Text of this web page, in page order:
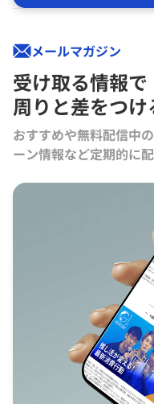
メールマガジン
受け取る情報で
周りと差をつけ
おすすめや無料配信中
ーン情報など定期的に